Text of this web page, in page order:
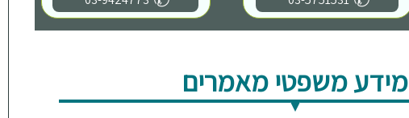
מידע משפטי מאמרים